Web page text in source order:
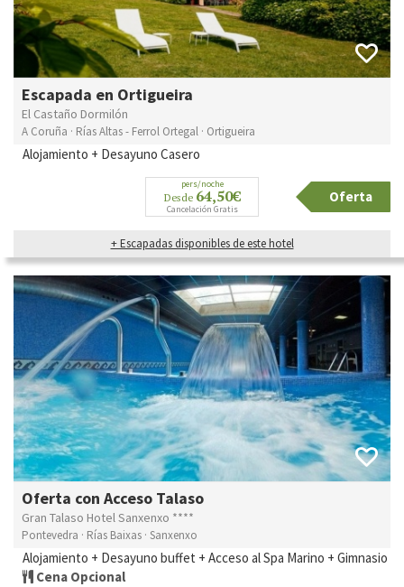
Escapada en Ortigueira
El Castaño Dormilón
A Coruña · Rías Altas - Ferrol Ortegal · Ortigueira
Alojamiento + Desayuno Casero
pers/noche
Desde 64,50€
Cancelación Gratis
Oferta
+ Escapadas disponibles de este hotel
Oferta con Acceso Talaso
Gran Talaso Hotel Sanxenxo ****
Pontevedra · Rías Baixas · Sanxenxo
Alojamiento + Desayuno buffet + Acceso al Spa Marino + Gimnasio
Cena Opcional